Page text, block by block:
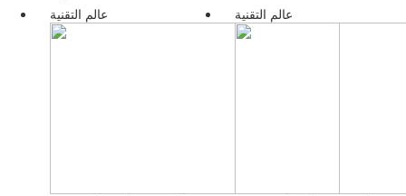
عالم التقنية عالم التقنية